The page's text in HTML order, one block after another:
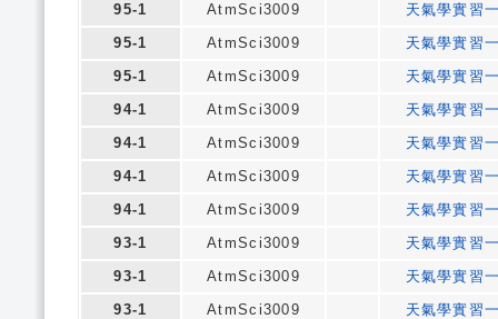
95-1
AtmSci3009
天氣學實習
95-1
AtmSci3009
天氣學實習
95-1
AtmSci3009
天氣學實習
94-1
AtmSci3009
天氣學實習
94-1
AtmSci3009
天氣學實習
94-1
AtmSci3009
天氣學實習
94-1
AtmSci3009
天氣學實習
93-1
AtmSci3009
天氣學實習
93-1
AtmSci3009
天氣學實習
93-1
AtmSci3009
天氣學實習